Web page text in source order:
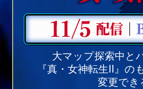
大マップ探索中と
『真・女神転生II』
変更でき